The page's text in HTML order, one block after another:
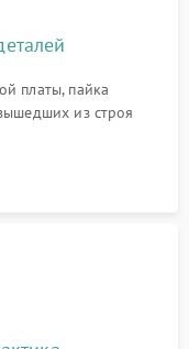
платы, пайка
из строя
неисправного
шлейфов и